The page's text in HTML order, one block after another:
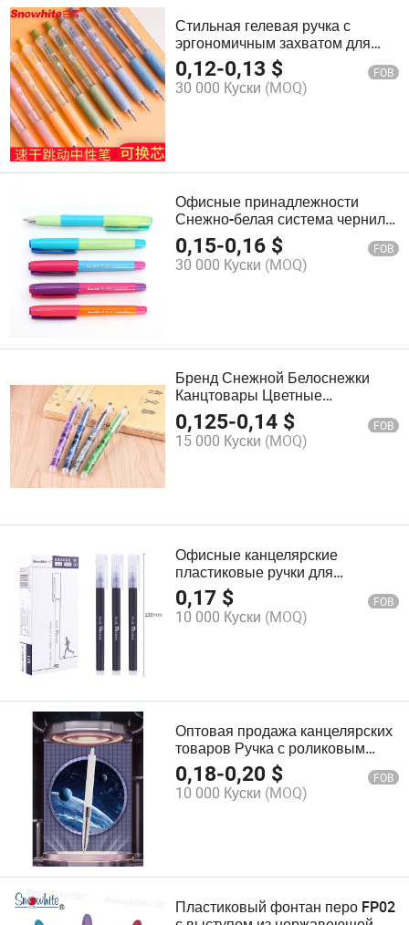
Стильная гелевая ручка с
эргономичным захватом для
комфортного письма
0,12-0,13 $ FOB
30 000 Куски (MOQ)
Офисные принадлежности
Снежно-белая система чернил
для ручек чернила для ручки
0,15-0,16 $ FOB
30 000 Куски (MOQ)
Бренд Снежной Белоснежки
Канцтовары Цветные
Высококачественные Жидкие
Ручки для Школы и Офиса
Ручка и Карандаш
0,125-0,14 $ FOB
15 000 Куски (MOQ)
Офисные канцелярские
пластиковые ручки для
рекламных подарков
0,17 $ FOB
10 000 Куски (MOQ)
Оптовая продажа канцелярских
товаров Ручка с роликовым
шариком Snowhite 0.5mm
Тонкий наконечник, гладкое
письмо, видимый уровень
0,18-0,20 $ FOB
10 000 Куски (MOQ)
Пластиковый фонтан перо FP02